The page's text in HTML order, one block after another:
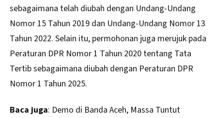
sebagaimana telah diubah dengan Undang-Undang
Nomor 15 Tahun 2019 dan Undang-Undang Nomor 13
Tahun 2022. Selain itu, permohonan juga merujuk pada
Peraturan DPR Nomor 1 Tahun 2020 tentang Tata
Tertib sebagaimana diubah dengan Peraturan DPR
Nomor 1 Tahun 2025.
Baca juga: Demo di Banda Aceh, Massa Tuntut